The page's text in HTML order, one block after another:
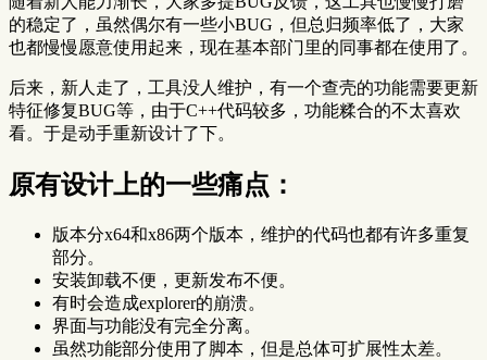
的稳定了，虽然偶尔有一些小BUG，但总归频率低了，大家
也都慢慢愿意使用起来，现在基本部门里的同事都在使用了。
后来，新人走了，工具没人维护，有一个查壳的功能需要更新
特征修复BUG等，由于C++代码较多，功能糅合的不太喜欢
看。于是动手重新设计了下。
原有设计上的一些痛点：
版本分x64和x86两个版本，维护的代码也都有许多重复
部分。
安装卸载不便，更新发布不便。
有时会造成explorer的崩溃。
界面与功能没有完全分离。
虽然功能部分使用了脚本，但是总体可扩展性太差。